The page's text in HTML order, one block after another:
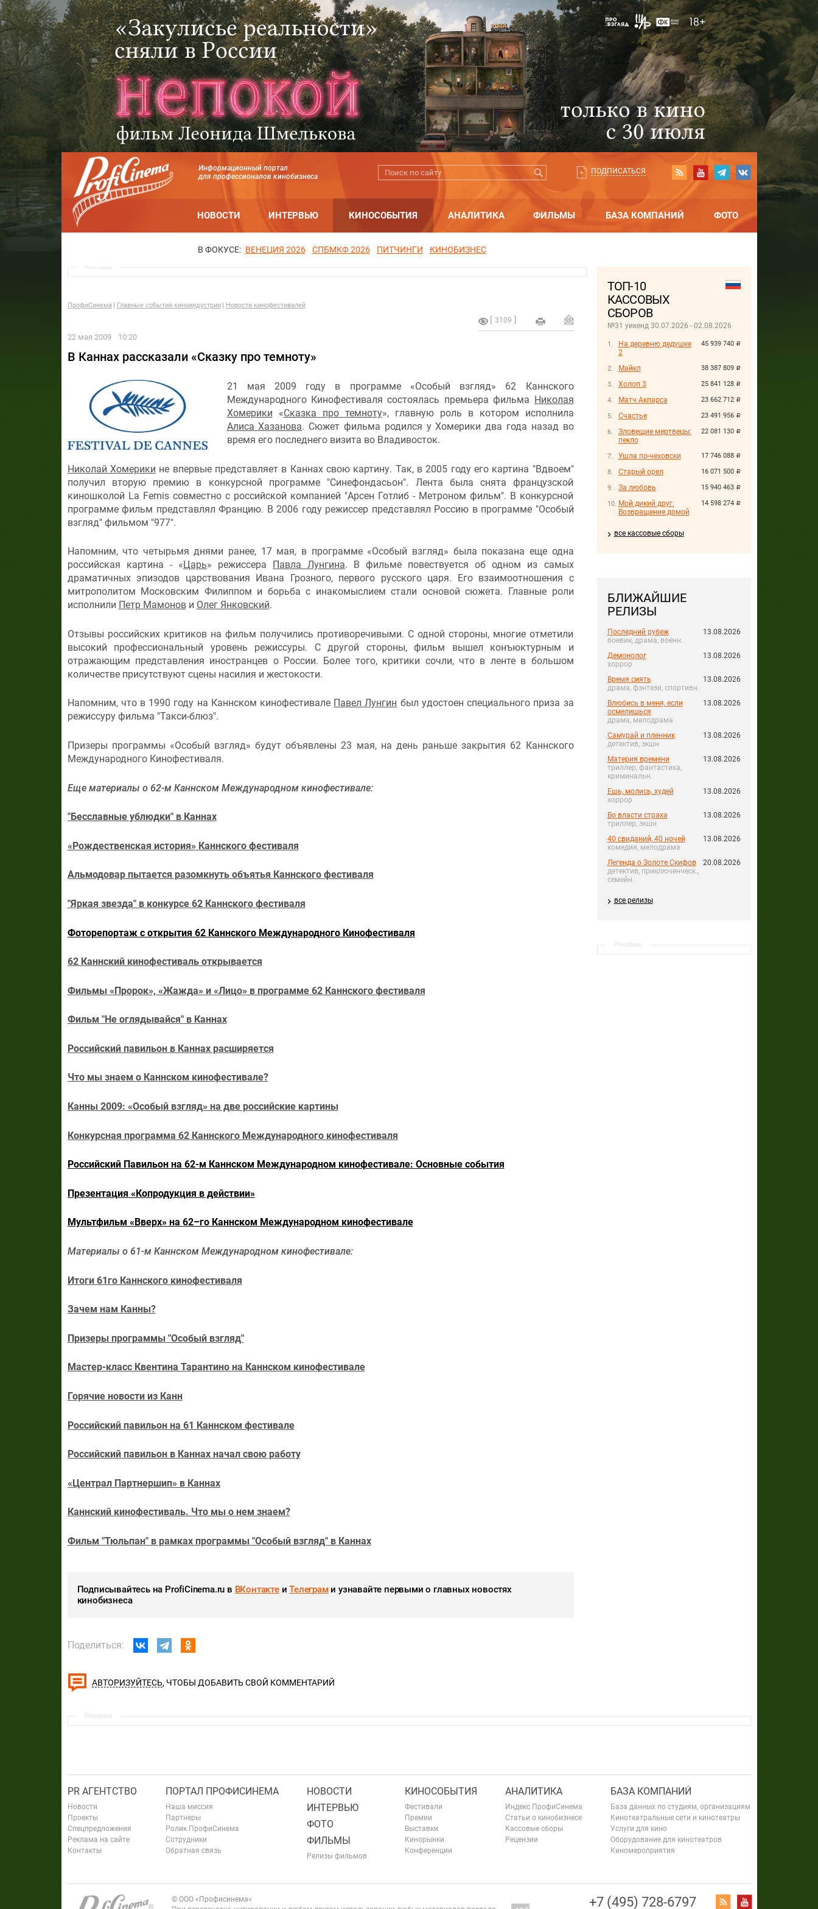
Информационный портал
для профессионалов кинобизнеса
ПОДПИСАТЬСЯ
НОВОСТИ ИНТЕРВЬЮ КИНОСОБЫТИЯ АНАЛИТИКА ФИЛЬМЫ БАЗА КОМПАНИЙ ФОТО
В ФОКУСЕ: ВЕНЕЦИЯ 2026 СПБМКФ 2026 ПИТЧИНГИ КИНОБИЗНЕС
ТОП-10
КАССОВЫХ
СБОРОВ
№31 уикенд 30.07.2026 - 02.08.2026
45 939 740 руб.
На деревню дедушке
2
38 387 809 руб.
Майкл
25 841 128 руб.
Холоп 3
23 662 712 руб.
Матч Акпарса
23 491 956 руб.
Счастье
22 081 130 руб.
Зловещие мертвецы:
пекло
17 746 088 руб.
Ушла по-чеховски
16 071 500 руб.
Старый орел
15 940 463 руб.
За любовь
14 598 274 руб.
Мой дикий друг.
Возвращение домой
все кассовые сборы
БЛИЖАЙШИЕ
РЕЛИЗЫ
Последний рубеж
боевик, драма, военн.
13.08.2026
Демонолог
хоррор
13.08.2026
Время сиять
драма, фэнтези, спортивн.
13.08.2026
Влюбись в меня, если
осмелишься
драма, мелодрама
13.08.2026
Самурай и пленник
детектив, экшн
13.08.2026
Материя времени
триллер, фантастика,
криминальн.
13.08.2026
Ешь, молись, худей
хоррор
13.08.2026
Во власти страха
триллер, экшн
13.08.2026
40 свиданий, 40 ночей
комедия, мелодрама
13.08.2026
Легенда о Золоте Скифов
детектив, приключенческ.,
семейн.
20.08.2026
все релизы
Реклама
Реклама
ПрофиСинема Главные события киноиндустрии Новости кинофестивалей
3109
22 мая 2009 10:20
В Каннах рассказали «Сказку про темноту»
21 мая 2009 году в программе «Особый взгляд» 62 Каннского
Международного Кинофестиваля состоялась премьера фильма Николая
Хомерики «Сказка про темноту», главную роль в котором исполнила
Алиса Хазанова. Сюжет фильма родился у Хомерики два года назад во
время его последнего визита во Владивосток.
Николай Хомерики не впервые представляет в Каннах свою картину. Так, в 2005 году его картина "Вдвоем"
получил вторую премию в конкурсной программе "Синефондасьон". Лента была снята французской
киношколой La Femis совместно с российской компанией "Арсен Готлиб - Метроном фильм". В конкурсной
программе фильм представлял Францию. В 2006 году режиссер представлял Россию в программе "Особый
взгляд" фильмом "977".
Напомним, что четырьмя днями ранее, 17 мая, в программе «Особый взгляд» была показана еще одна
российская картина - « Царь» режиссера Павла Лунгина. В фильме повествуется об одном из самых
драматичных эпизодов царствования Ивана Грозного, первого русского царя. Его взаимоотношения с
митрополитом Московским Филиппом и борьба с инакомыслием стали основой сюжета. Главные роли
исполнили Петр Мамонови Олег Янковский.
Отзывы российских критиков на фильм получились противоречивыми. С одной стороны, многие отметили
высокий профессиональный уровень режиссуры. С другой стороны, фильм вышел конъюктурным и
отражающим представления иностранцев о России. Более того, критики сочли, что в ленте в большом
количестве присутствуют сцены насилия и жестокости.
Напомним, что в 1990 году на Каннском кинофестивале Павел Лунгин был удостоен специального приза за
режиссуру фильма "Такси-блюз".
Призеры программы «Особый взгляд» будут объявлены 23 мая, на день раньше закрытия 62 Каннского
Международного Кинофестиваля.
Еще материалы о 62-м Каннском Международном кинофестивале:
"Бесславные ублюдки" в Каннах
«Рождественская история» Каннского фестиваля
Альмодовар пытается разомкнуть объятья Каннского фестиваля
"Яркая звезда" в конкурсе 62 Каннского фестиваля
Фоторепортаж с открытия 62 Каннского Международного Кинофестиваля
62 Каннский кинофестиваль открывается
Фильмы «Пророк», «Жажда» и «Лицо» в программе 62 Каннского фестиваля
Фильм "Не оглядывайся" в Каннах
Российский павильон в Каннах расширяется
Что мы знаем о Каннском кинофестивале?
Канны 2009: «Особый взгляд» на две российские картины
Конкурсная программа 62 Каннского Международного кинофестиваля
Российский Павильон на 62-м Каннском Международном кинофестивале: Основные события
Презентация «Копродукция в действии»
Мультфильм «Вверх» на 62–го Каннском Международном кинофестивале
Материалы о 61-м Каннском Международном кинофестивале:
Итоги 61го Каннского кинофестиваля
Зачем нам Канны?
Призеры программы "Особый взгляд"
Мастер-класс Квентина Тарантино на Каннском кинофестивале
Горячие новости из Канн
Российский павильон на 61 Каннском фестивале
Российский павильон в Каннах начал свою работу
«Централ Партнершип» в Каннах
Каннский кинофестиваль. Что мы о нем знаем?
Фильм "Тюльпан" в рамках программы "Особый взгляд" в Каннах
Подписывайтесь на ProfiCinema.ru в ВКонтактеиТелеграми узнавайте первыми о главных новостях
кинобизнеса
Поделиться:
АВТОРИЗУЙТЕСЬ, ЧТОБЫ ДОБАВИТЬ СВОЙ КОММЕНТАРИЙ
Реклама
PR АГЕНТСТВО
Новости
Проекты
Спецпредложения
Реклама на сайте
Контакты
ПОРТАЛ ПРОФИСИНЕМА
Наша миссия
Партнеры
Ролик ПрофиСинема
Сотрудники
Обратная связь
НОВОСТИ
ИНТЕРВЬЮ
ФОТО
ФИЛЬМЫ
Релизы фильмов
КИНОСОБЫТИЯ
Фестивали
Премии
Выставки
Кинорынки
Конференции
АНАЛИТИКА
Индекс ПрофиСинема
Статьи о кинобизнесе
Кассовые сборы
Рецензии
БАЗА КОМПАНИЙ
База данных по студиям, организациям
Кинотеатральные сети и кинотеатры
Услуги для кино
Оборудование для кинотеатров
Киномероприятия
+7 (495) 728-6797
© ООО «Профисинема»